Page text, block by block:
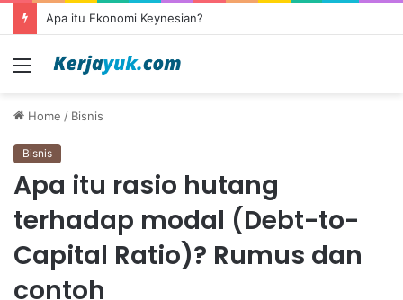
Apa itu outsourcing?
Menu
Home / Bisnis
Bisnis
Apa itu rasio hutang
terhadap modal (Debt-to-
Capital Ratio)? Rumus dan
contoh